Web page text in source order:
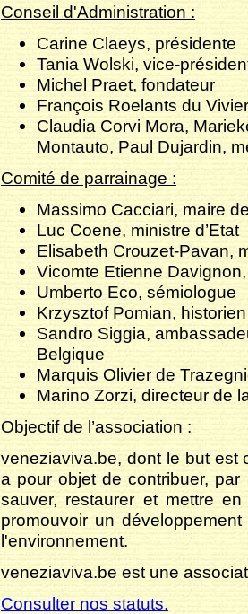
Conseil d'Administration :
Carine Claeys, présidente
Tania Wolski, vice-
Michel Praet, fondateur
François Roelants du
Claudia Corvi Mora,
Montauto, Paul Dujardin,
Comité de parrainage :
Massimo Cacciari, maire
Luc Coene, ministre d’Etat
Elisabeth Crouzet-Pavan,
Vicomte Etienne Davignon,
Umberto Eco, sémiologue
Krzysztof Pomian, historien
Sandro Siggia,
Belgique
Marquis Olivier de
Marino Zorzi, directeur de
Objectif de l’association :
veneziaviva.be, dont le but est
a pour objet de contribuer,
sauver, restaurer et mettre
promouvoir un
l'environnement.
veneziaviva.be est une
Consulter nos statuts.